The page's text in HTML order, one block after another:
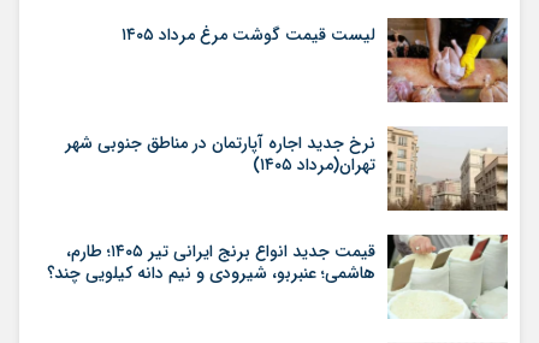
لیست قیمت گوشت مرغ مرداد ۱۴۰۵
نرخ جدید اجاره آپارتمان در مناطق جنوبی شهر
تهران(مرداد ۱۴۰۵)
قیمت جدید انواع برنج ایرانی تیر ۱۴۰۵؛ طارم،
هاشمی؛ عنبربو، شیرودی و نیم دانه کیلویی چند؟